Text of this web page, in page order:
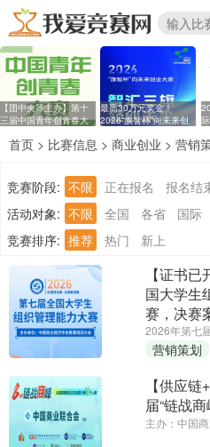
【团中央等主办】第十
三届中国青年创青春大
最高30万元奖金！
2026“旗智杯”向未来创
首页 > 比赛信息 > 商业创业 > 营销
竞赛阶段: 不限 正在报名 报名结
活动对象: 不限 全国 各省
国际
竞赛排序: 推荐 热门 新上
【证书
国大学生
赛，决赛
2026年第七
报名截止时
业经济学会
营销策划
【供应
届“链战
主办：中国